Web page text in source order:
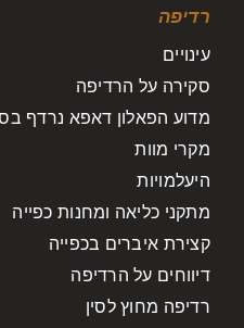
רדיפה
עינויים
סקירה על הרדיפה
מדוע הפאלון דאפא נרדף
מקרי מוות
היעלמויות
מתקני כליאה ומחנות כפייה
קצירת איברים בכפייה
דיווחים על הרדיפה
רדיפה מחוץ לסין